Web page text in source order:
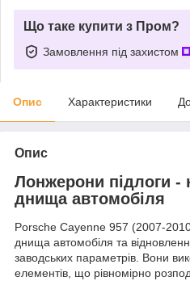
Що таке купити з Пром?
Замовлення під захистом
Опис Характеристики
Опис
Лонжерони підлоги -
днища автомобіля
Porsche Cayenne 957 (2007-
днища автомобіля та
заводських параметрів. Вони
елементів, що рівномірно